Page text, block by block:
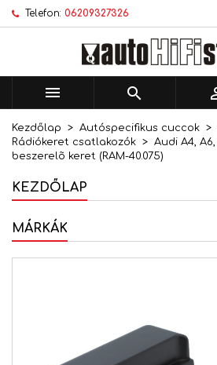
Telefon: 06209327326
 
Kezdőlap Autóspecifikus cuccok
Rádiókeret csatlakozók
Audi A4,
beszerelõ keret (RAM-40.075)
KEZDŐLAP
MÁRKÁK
Kívánságlistáim
Új lista létrehozása
Kívánságlista
Kívánságlista neve
Mégsem
Bejelentkezés
történő mentéséhez.
Mégsem